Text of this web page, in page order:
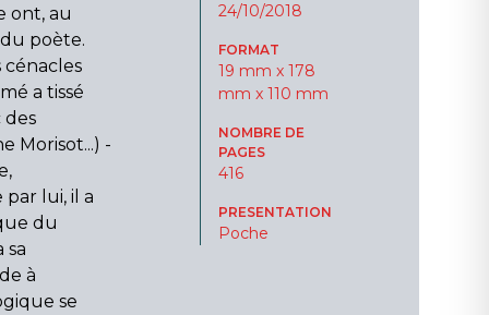
ont, au
poète.
cénacles
a tissé
des
Morisot...) -
lui, il a
du
sa
à
se
24/10/2018
FORMAT
19 mm x 178
mm x 110 mm
NOMBRE DE
PAGES
416
PRESENTATION
Poche